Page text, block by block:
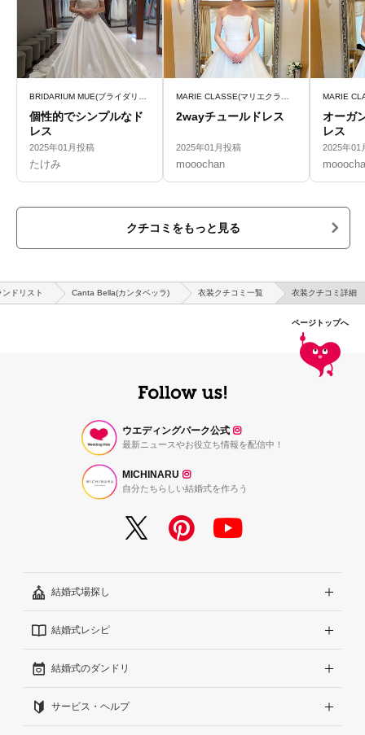
個性的でシンプルなド
レス
2025年01月投稿
たけみ
2wayチュールドレス
2025年01月投稿
mooochan
オーガ
レス
2025年01
クチコミをもっと見る
ドリスト Canta Bella(カンタベッラ) 衣装クチコミ一覧 衣装クチコミ詳細
ページトップへ
ウエディングパーク公式
最新ニュースやお役立ち情報を配信中！
MICHINARU
自分たちらしい結婚式を作ろう
結婚式場探し
エリアから探す
こだわりから探す
雰囲気から探す
結婚式レシピ
結婚式準備レポート『ハナレポ』
結婚式当日の動画『ムビレポ』
結婚式のダンドリ
結婚準備ガイド
サービス・ヘルプ